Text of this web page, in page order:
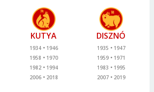
KUTYA
1934
1946
1958
1970
1982
1994
2006
2018
DISZNÓ
1935
1947
1959
1971
1983
1995
2007
2019